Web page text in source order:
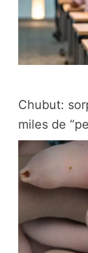
Chubut:
miles de